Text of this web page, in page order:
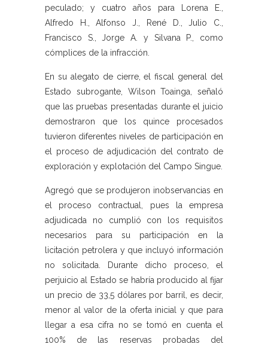
peculado; y cuatro años para Lorena E.,
Alfredo H., Alfonso J., René D., Julio C.,
Francisco S., Jorge A. y Silvana P., como
cómplices de la infracción.
En su alegato de cierre, el fiscal general del
Estado subrogante, Wilson Toainga, señaló
que las pruebas presentadas durante el juicio
demostraron que los quince procesados
tuvieron diferentes niveles de participación en
el proceso de adjudicación del contrato de
exploración y explotación del Campo Singue.
Agregó que se produjeron inobservancias en
el proceso contractual, pues la empresa
adjudicada no cumplió con los requisitos
necesarios para su participación en la
licitación petrolera y que incluyó información
no solicitada. Durante dicho proceso, el
perjuicio al Estado se habría producido al fijar
un precio de 33,5 dólares por barril, es decir,
menor al valor de la oferta inicial y que para
llegar a esa cifra no se tomó en cuenta el
100% de las reservas probadas del